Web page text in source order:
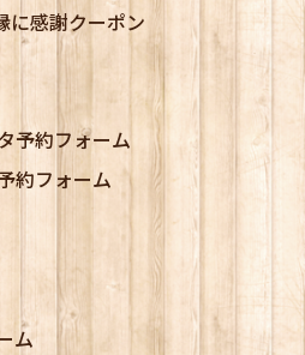
に感謝クーポン
予約フォーム
約フォーム
ム